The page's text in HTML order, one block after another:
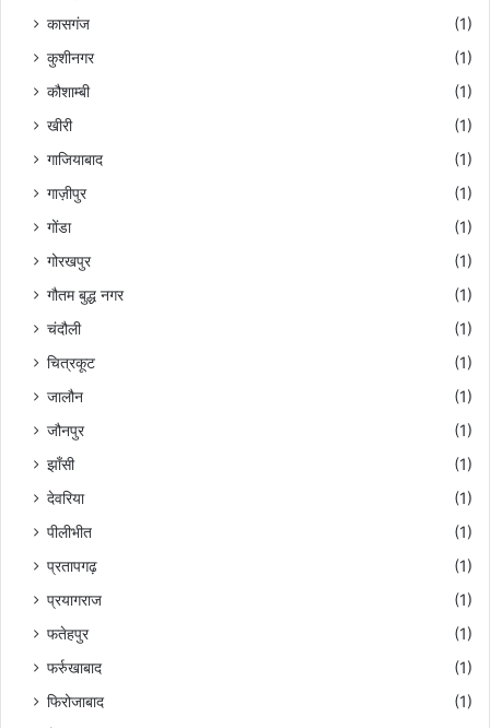
कासगंज
(1)
कुशीनगर
(1)
कौशाम्बी
(1)
खीरी
(1)
गाजियाबाद
(1)
गाज़ीपुर
(1)
गोंडा
(1)
गोरखपुर
(1)
गौतम बुद्ध नगर
(1)
चंदौली
(1)
चित्रकूट
(1)
जालौन
(1)
जौनपुर
(1)
झाँसी
(1)
देवरिया
(1)
पीलीभीत
(1)
प्रतापगढ़
(1)
प्रयागराज
(1)
फतेहपुर
(1)
फर्रुखाबाद
(1)
फिरोजाबाद
(1)